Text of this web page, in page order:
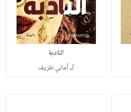
النادبة
لـأماني طريف